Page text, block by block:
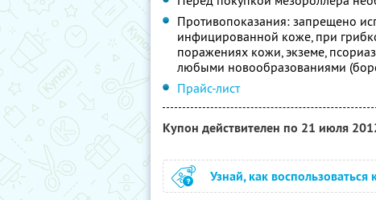
Противопоказания: запрещено
инфицированной коже, при
поражениях кожи, экземе,
любыми новообразованиями
Прайс-лист
Купон действителен по 21 июля
Узнай, как воспользоваться